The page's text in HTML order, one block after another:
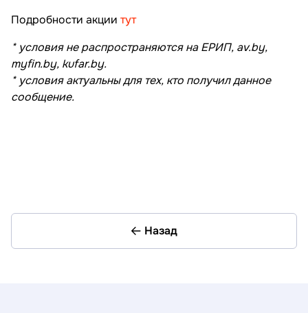
Подробности акции тут
* условия не распространяются на ЕРИП, av.by,
myfin.by, kufar.by.
* условия актуальны для тех, кто получил данное
сообщение.
Назад